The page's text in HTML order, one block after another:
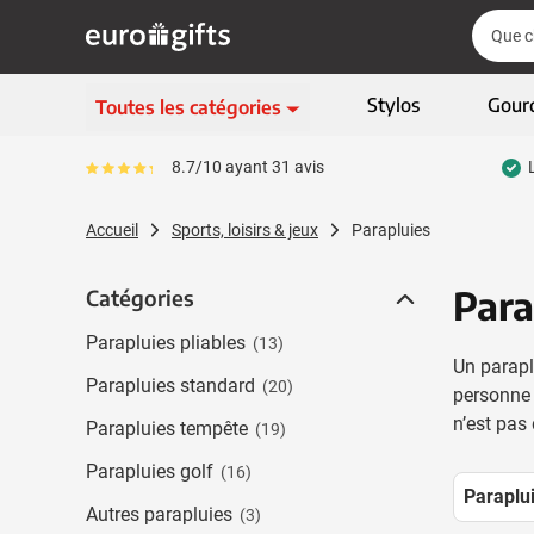
Chercher
Toutes les catégories
Ecriture
Afficher le sous-
Articles écologiques
Afficher le sous-
High-tech & multimédia
Afficher le sous-
Entreprises & bureau
Afficher le sous-
Sports, loisirs & jeux
Afficher le sous-
Afficher le sous-
Stylos
Le pourcentage moyen d'avis est de 87
8.7/10 ayant 31 avis
Accueil Sports, loisirs & jeux Parapluies
Catégories
Catégories
Parapluies pliables (13)
Parapluies standard (20)
Parapluies tempête (19)
Parapluies golf (16)
Autres parapluies (3)
Un
n’est